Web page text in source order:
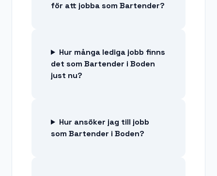
för att jobba som Bartender?
Hur många lediga jobb finns
det som Bartender i Boden
just nu?
Hur ansöker jag till jobb
som Bartender i Boden?